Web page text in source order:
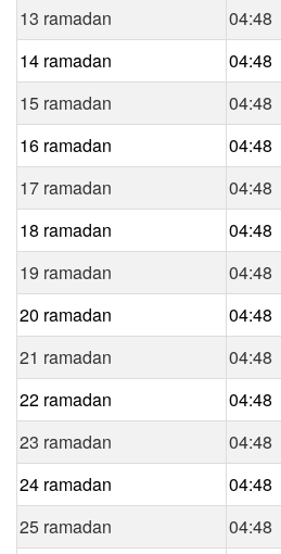
13 ramadan
04:48
14 ramadan
04:48
15 ramadan
04:48
16 ramadan
04:48
17 ramadan
04:48
18 ramadan
04:48
19 ramadan
04:48
20 ramadan
04:48
21 ramadan
04:48
22 ramadan
04:48
23 ramadan
04:48
24 ramadan
04:48
25 ramadan
04:48